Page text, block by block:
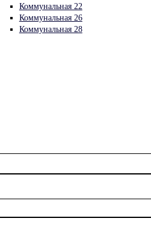
Коммунальная 22
Коммунальная 26
Коммунальная 28